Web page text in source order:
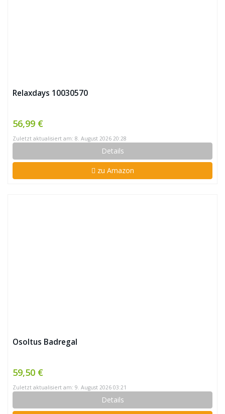
Relaxdays 10030570
56,99 €
Zuletzt aktualisiert am: 8. August 2026 20:28
Details
zu Amazon
Osoltus Badregal
59,50 €
Zuletzt aktualisiert am: 9. August 2026 03:21
Details